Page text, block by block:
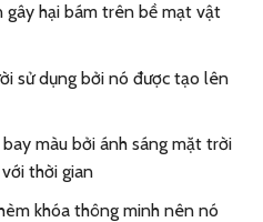
gây hại bám trên bề mạt vật
sử dụng bởi nó được tạo lên
màu bởi ánh sáng mặt trời
thời gian
khóa thông minh nên nó